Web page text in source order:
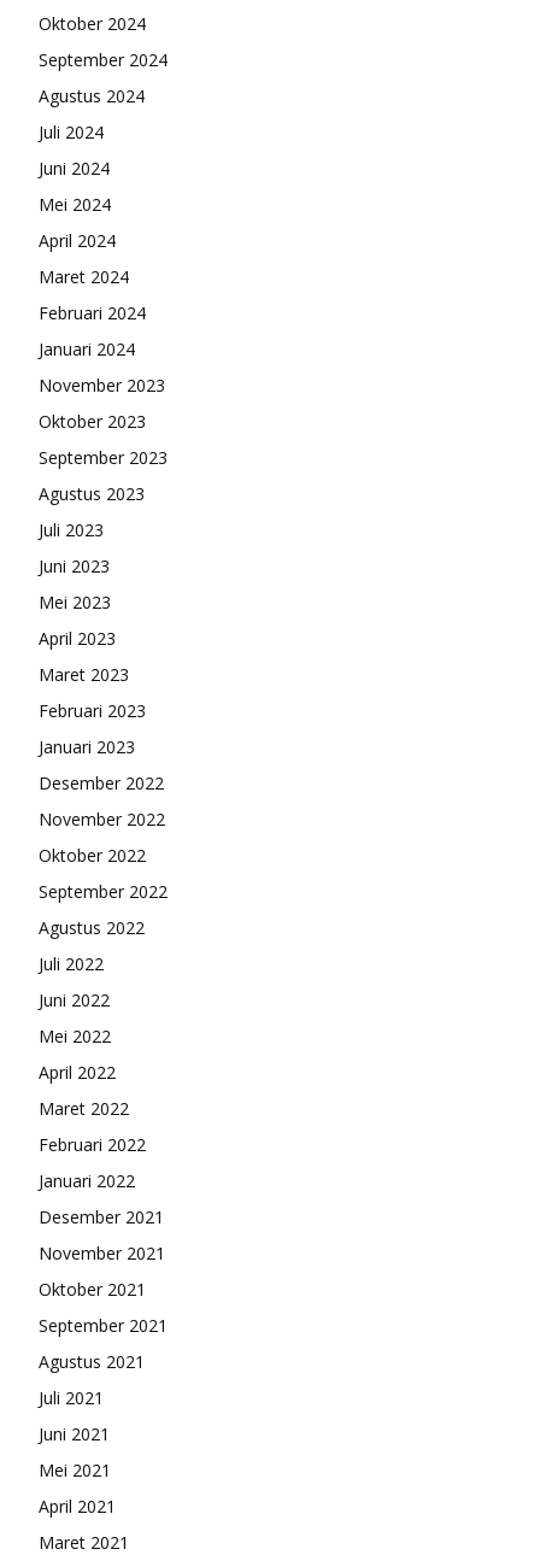
Oktober 2024
September 2024
Agustus 2024
Juli 2024
Juni 2024
Mei 2024
April 2024
Maret 2024
Februari 2024
Januari 2024
November 2023
Oktober 2023
September 2023
Agustus 2023
Juli 2023
Juni 2023
Mei 2023
April 2023
Maret 2023
Februari 2023
Januari 2023
Desember 2022
November 2022
Oktober 2022
September 2022
Agustus 2022
Juli 2022
Juni 2022
Mei 2022
April 2022
Maret 2022
Februari 2022
Januari 2022
Desember 2021
November 2021
Oktober 2021
September 2021
Agustus 2021
Juli 2021
Juni 2021
Mei 2021
April 2021
Maret 2021